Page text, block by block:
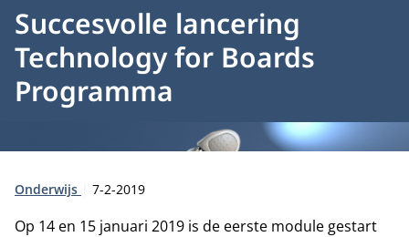
Succesvolle lancering
Technology for Boards
Programma
Type:
Onderwijs Publicatiedatum:
7-2-2019
Op 14 en 15 januari 2019 is de eerste module gestart